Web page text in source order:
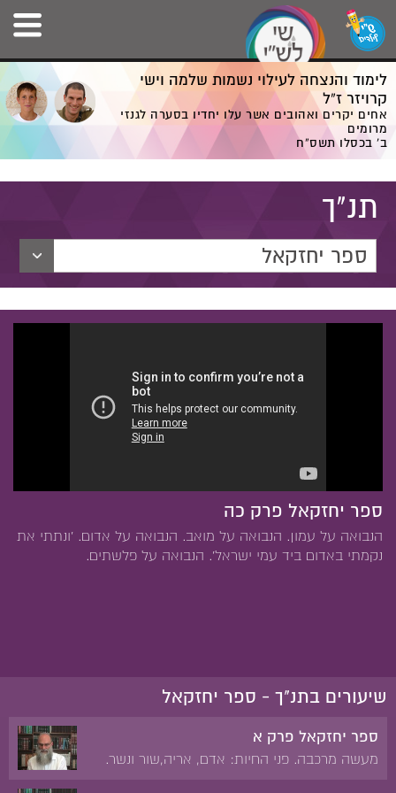
לימוד והנצחה לעילוי נשמות שלמה וישי
קרויזר ז”ל
אחים יקרים ואהובים אשר עלו יחדיו בסערה לגנזי
מרומים
ב' בכסלו תשס”ח
תנ"ך
ספר יחזקאל
ספר יחזקאל פרק כה
הנבואה על עמון. הנבואה על מואב. הנבואה על אדום. 'ונתתי את
נקמתי באדום ביד עמי ישראל'. הנבואה על פלשתים.
שיעורים בתנ"ך - ספר יחזקאל
ספר יחזקאל פרק א
מעשה מרכבה. פני החיות: אדם, אריה,שור ונשר.